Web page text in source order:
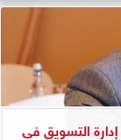
التسويق في